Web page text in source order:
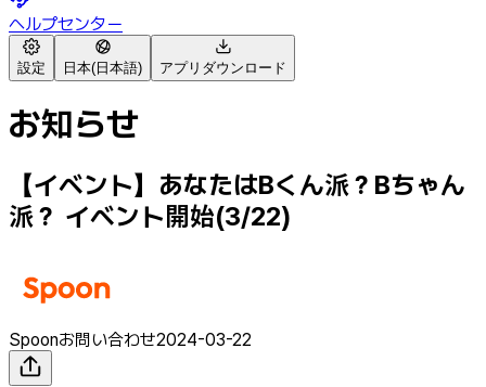
ヘルプセンター
設定 日本(日本語) アプリダウンロード
お知らせ
【イベント】あなたはBくん派？Bちゃん
派？ イベント開始(3/22)
Spoonお問い合わせ2024-03-22